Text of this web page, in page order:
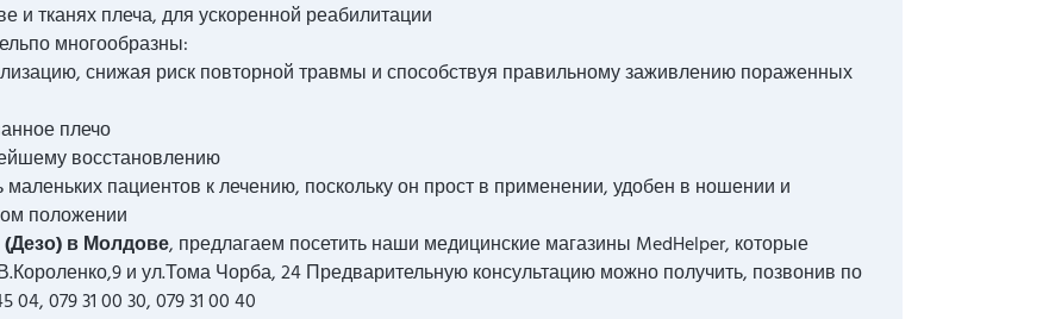
и тканях плеча, для ускоренной реабилитации
многообразны:
снижая риск повторной травмы и способствуя правильному заживлению пораженных
плечо
восстановлению
пациентов к лечению, поскольку он прост в применении, удобен в ношении и
положении
в Молдове, предлагаем посетить наши медицинские магазины MedHelper, которые
и ул.Тома Чорба, 24 Предварительную консультацию можно получить, позвонив по
079 31 00 30, 079 31 00 40